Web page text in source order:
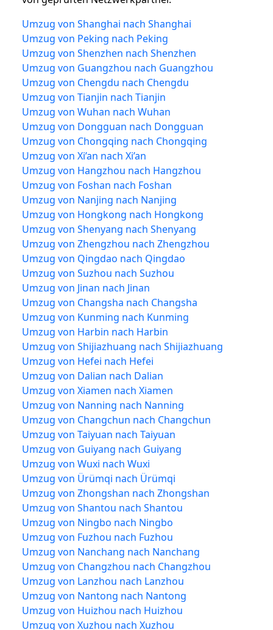
Umzug von Shanghai nach Shanghai
Umzug von Peking nach Peking
Umzug von Shenzhen nach Shenzhen
Umzug von Guangzhou nach Guangzhou
Umzug von Chengdu nach Chengdu
Umzug von Tianjin nach Tianjin
Umzug von Wuhan nach Wuhan
Umzug von Dongguan nach Dongguan
Umzug von Chongqing nach Chongqing
Umzug von Xi’an nach Xi’an
Umzug von Hangzhou nach Hangzhou
Umzug von Foshan nach Foshan
Umzug von Nanjing nach Nanjing
Umzug von Hongkong nach Hongkong
Umzug von Shenyang nach Shenyang
Umzug von Zhengzhou nach Zhengzhou
Umzug von Qingdao nach Qingdao
Umzug von Suzhou nach Suzhou
Umzug von Jinan nach Jinan
Umzug von Changsha nach Changsha
Umzug von Kunming nach Kunming
Umzug von Harbin nach Harbin
Umzug von Shijiazhuang nach Shijiazhuang
Umzug von Hefei nach Hefei
Umzug von Dalian nach Dalian
Umzug von Xiamen nach Xiamen
Umzug von Nanning nach Nanning
Umzug von Changchun nach Changchun
Umzug von Taiyuan nach Taiyuan
Umzug von Guiyang nach Guiyang
Umzug von Wuxi nach Wuxi
Umzug von Ürümqi nach Ürümqi
Umzug von Zhongshan nach Zhongshan
Umzug von Shantou nach Shantou
Umzug von Ningbo nach Ningbo
Umzug von Fuzhou nach Fuzhou
Umzug von Nanchang nach Nanchang
Umzug von Changzhou nach Changzhou
Umzug von Lanzhou nach Lanzhou
Umzug von Nantong nach Nantong
Umzug von Huizhou nach Huizhou
Umzug von Xuzhou nach Xuzhou